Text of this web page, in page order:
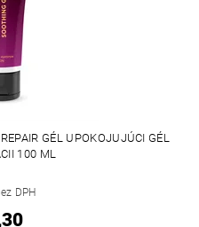
GÉL UPOKOJUJÚCI GÉL
100 ML
DPH